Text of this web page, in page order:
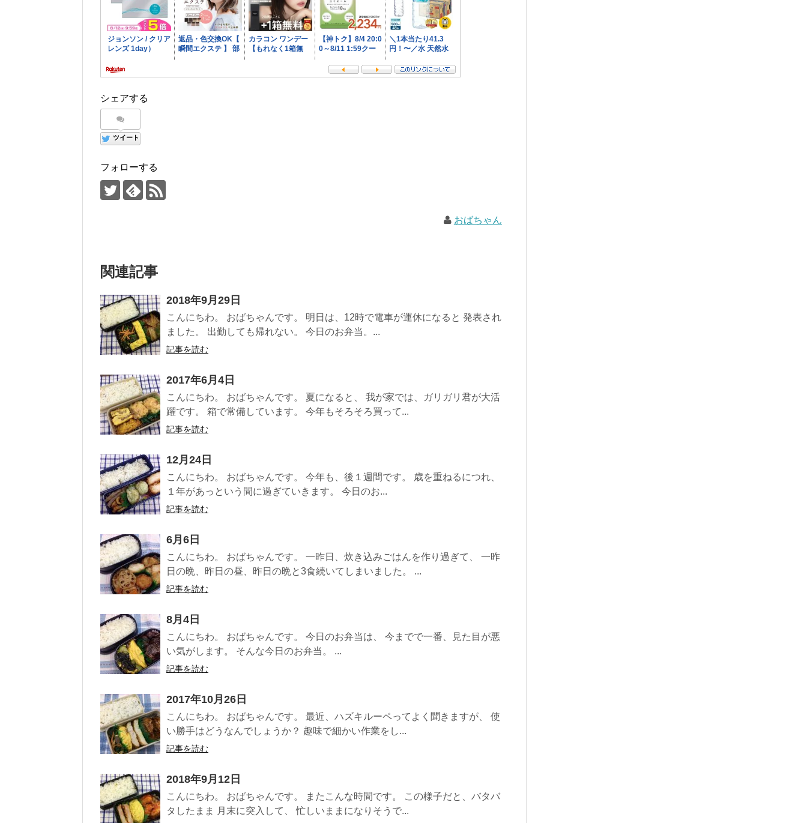
シェアする
ツイート
フォローする
おばちゃん
関連記事
2018年9月29日
こんにちわ。 おばちゃんです。 明日は、12時で電車が運休になると 発表され
ました。 出勤しても帰れない。 今日のお弁当。...
記事を読む
2017年6月4日
こんにちわ。 おばちゃんです。 夏になると、 我が家では、ガリガリ君が大活
躍です。 箱で常備しています。 今年もそろそろ買って...
記事を読む
12月24日
こんにちわ。 おばちゃんです。 今年も、後１週間です。 歳を重ねるにつれ、
１年があっという間に過ぎていきます。 今日のお...
記事を読む
6月6日
こんにちわ。 おばちゃんです。 一昨日、炊き込みごはんを作り過ぎて、 一昨
日の晩、昨日の昼、昨日の晩と3食続いてしまいました。 ...
記事を読む
8月4日
こんにちわ。 おばちゃんです。 今日のお弁当は、 今までで一番、見た目が悪
い気がします。 そんな今日のお弁当。 ...
記事を読む
2017年10月26日
こんにちわ。 おばちゃんです。 最近、ハズキルーペってよく聞きますが、 使
い勝手はどうなんでしょうか？ 趣味で細かい作業をし...
記事を読む
2018年9月12日
こんにちわ。 おばちゃんです。 またこんな時間です。 この様子だと、バタバ
タしたまま 月末に突入して、 忙しいままになりそうで...